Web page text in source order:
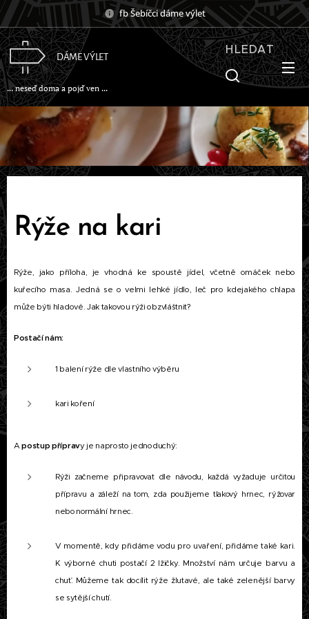
fb Šebíčci dáme výlet
DÁME VÝLET
... neseď doma a pojď ven ...
HLEDAT
Rýže na kari
Rýže, jako příloha, je vhodná ke spoustě jídel, včetně omáček nebo
kuřecího masa. Jedná se o velmi lehké jídlo, leč pro kdejakého chlapa
může býti hladové. Jak takovou rýži obzvláštnit?
Postačí nám:
1 balení rýže dle vlastního výběru
kari koření
Apostup přípravy je naprosto jednoduchý:
Rýži začneme připravovat dle návodu, každá vyžaduje určitou
přípravu a záleží na tom, zda použijeme tlakový hrnec, rýžovar
nebo normální hrnec.
V momentě, kdy přidáme vodu pro uvaření, přidáme také kari.
K výborné chuti postačí 2 lžičky. Množství nám určuje barvu a
chuť. Můžeme tak docílit rýže žlutavé, ale také zelenější barvy
se sytější chutí.